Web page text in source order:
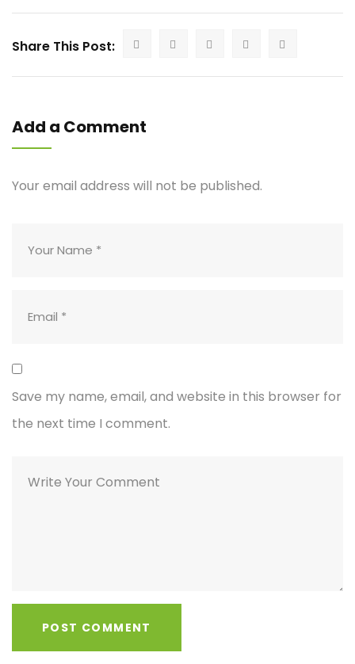
Share This Post:
Add a Comment
Your email address will not be published.
Save my name, email, and website in this browser for
the next time I comment.